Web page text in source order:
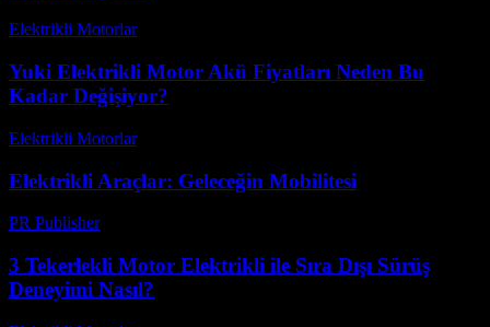
Elektrikli Motorlar-
Yuki Elektrikli Motor Akü Fiyatları Neden Bu
Kadar Değişiyor?
Elektrikli Motorlar-
Elektrikli Araçlar: Geleceğin Mobilitesi
PR Publisher-
3 Tekerlekli Motor Elektrikli ile Sıra Dışı Sürüş
Deneyimi Nasıl?